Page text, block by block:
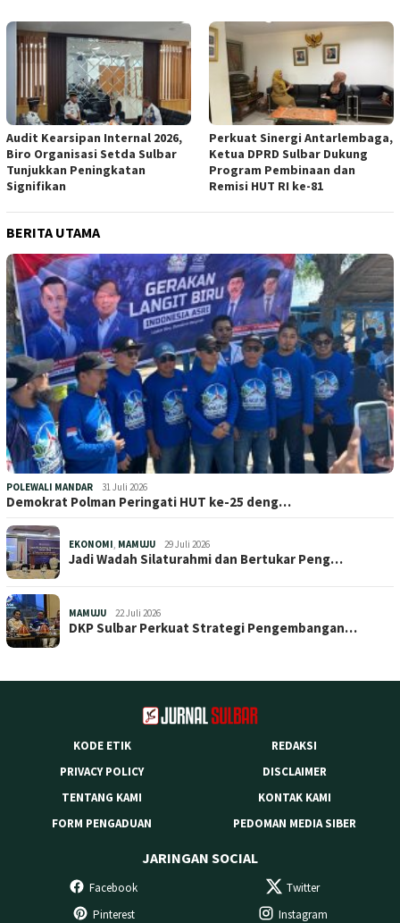
Audit Kearsipan Internal 2026,
Biro Organisasi Setda Sulbar
Tunjukkan Peningkatan
Signifikan
Perkuat Sinergi Antarlembaga,
Ketua DPRD Sulbar Dukung
Program Pembinaan dan
Remisi HUT RI ke-81
BERITA UTAMA
POLEWALI MANDAR 31 Juli 2026
Demokrat Polman Peringati HUT ke-25 deng…
EKONOMI, MAMUJU 29 Juli 2026
Jadi Wadah Silaturahmi dan Bertukar Peng…
MAMUJU 22 Juli 2026
DKP Sulbar Perkuat Strategi Pengembangan…
KODE ETIK
REDAKSI
PRIVACY POLICY
DISCLAIMER
TENTANG KAMI
KONTAK KAMI
FORM PENGADUAN
PEDOMAN MEDIA SIBER
JARINGAN SOCIAL
Facebook
Twitter
Pinterest
Instagram